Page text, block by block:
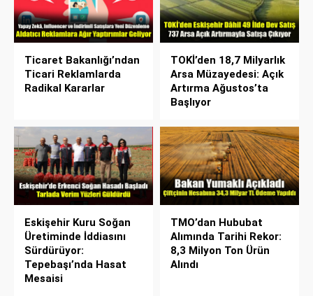
Ticaret Bakanlığı’ndan
Ticari Reklamlarda
Radikal Kararlar
TOKİ’den 18,7 Milyarlık
Arsa Müzayedesi: Açık
Artırma Ağustos’ta
Başlıyor
Eskişehir Kuru Soğan
Üretiminde İddiasını
Sürdürüyor:
Tepebaşı’nda Hasat
Mesaisi
TMO’dan Hububat
Alımında Tarihi Rekor:
8,3 Milyon Ton Ürün
Alındı